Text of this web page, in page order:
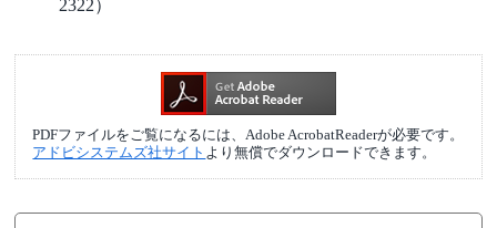
2322）
PDFファイルをご覧になるには、Adobe AcrobatReaderが必要です。
アドビシステムズ社サイト より無償でダウンロードできます。